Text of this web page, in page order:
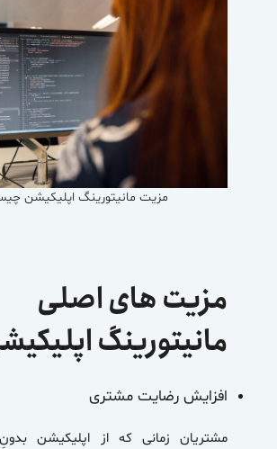
مزیت مانیتورینگ اپلیکیشن
مزیت های اصلی
مانیتورینگ
افزایش رضایت مشتری
مشتریان زمانی که از اپلیکیشن